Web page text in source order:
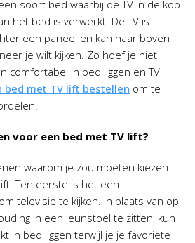
soort bed waarbij de TV in de kop
het bed is verwerkt. De TV is
een paneel en kan naar boven
je wilt kijken. Zo hoef je niet
comfortabel in bed liggen en TV
bed met TV lift bestellen om te
voor een bed met TV lift?
waarom je zou moeten kiezen
Ten eerste is het een
televisie te kijken. In plaats van op
in een leunstoel te zitten, kun
in bed liggen terwijl je je favoriete